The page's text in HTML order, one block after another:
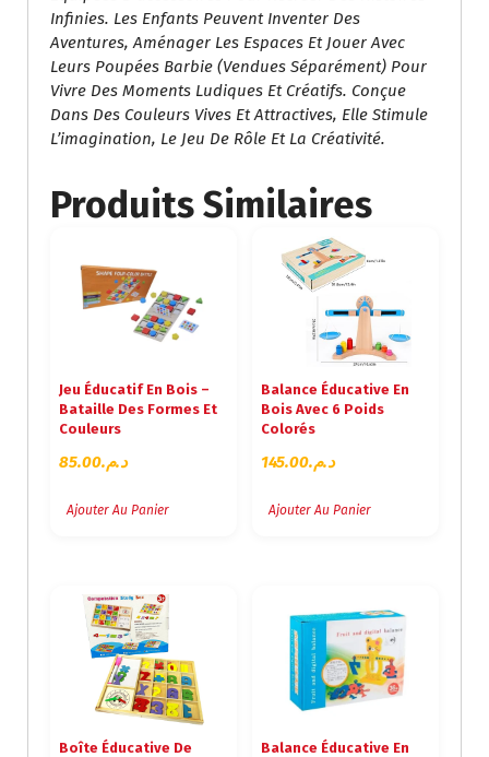
Infinies. Les Enfants Peuvent Inventer Des
Aventures, Aménager Les Espaces Et Jouer Avec
Leurs Poupées Barbie (vendues Séparément) Pour
Vivre Des Moments Ludiques Et Créatifs. Conçue
Dans Des Couleurs Vives Et Attractives, Elle Stimule
L’imagination, Le Jeu De Rôle Et La Créativité.
Produits Similaires
Jeu Éducatif En Bois –
Bataille Des Formes Et
Couleurs
د.م.85.00
Ajouter Au Panier
Balance Éducative En
Bois Avec 6 Poids
Colorés
د.م.145.00
Ajouter Au Panier
Boîte Éducative De
Balance Éducative En